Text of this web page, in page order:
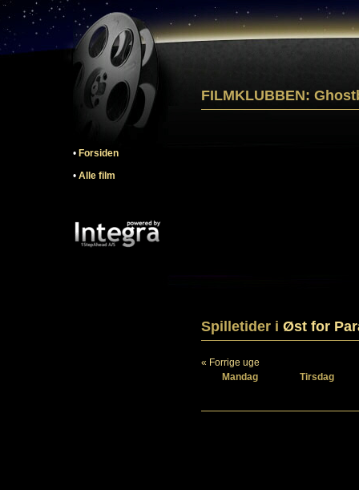
• Forsiden
• Alle film
FILMKLUBBEN:
Spilletider i Øst for
« Forrige uge
Mandag
Tirsdag